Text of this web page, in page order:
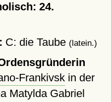
24.
C: die Taube (latein.)
Frankivskin der
Matylda Gabriel